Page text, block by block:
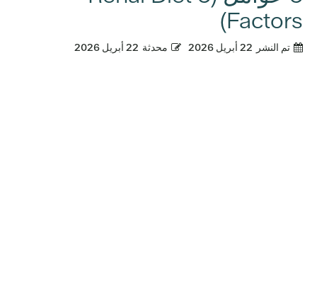
Factors)
تم النشر 22 أبريل 2026 محدثة 22 أبريل 2026